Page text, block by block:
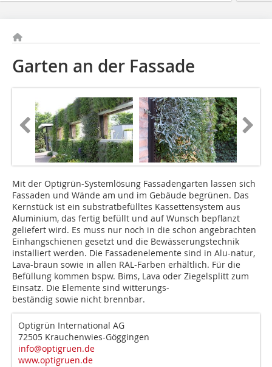
Garten an der Fassade
Mit der Optigrün-Systemlösung Fassadengarten lassen sich
Fassaden und Wände am und im Gebäude begrünen. Das
Kernstück ist ein sub­stratbefülltes Kassettensystem aus
Aluminium, das fertig befüllt und auf Wunsch bepflanzt
geliefert wird. Es muss nur noch in die schon angebrachten
Einhangschienen gesetzt und die Bewässerungstechnik
installiert werden. Die Fassadenelemente sind in Alu-natur,
Lava-braun sowie in allen RAL-Farben erhältlich. Für die
Befüllung kommen bspw. Bims, Lava oder Ziegelsplitt zum
Einsatz. Die Elemente sind witterungs-
beständig sowie nicht brennbar.
Optigrün International AG
72505 Krauchenwies-Göggingen
info@optigruen.de
www.optigruen.de